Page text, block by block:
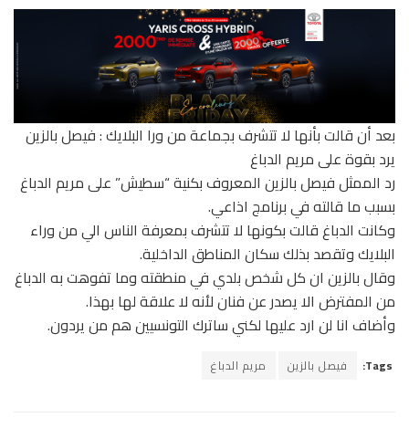
بعد أن قالت بأنها لا تتشرف بجماعة من ورا البلايك : فيصل بالزين
يرد بقوة على مريم الدباغ
رد الممثل فيصل بالزين المعروف بكنية “سطيش” على مريم الدباغ
بسبب ما قالته في برنامج اذاعي.
وكانت الدباغ قالت بكونها لا تتشرف بمعرفة الناس الي من وراء
البلايك وتقصد بذلك سكان المناطق الداخلية.
وقال بالزين ان كل شخص بلدي في منطقته وما تفوهت به الدباغ
من المفترض الا يصدر عن فنان لأنه لا علاقة لها بهذا.
وأضاف انا لن ارد عليها لكني ساترك التونسيين هم من يردون.
Tags: فيصل بالزين مريم الدباغ